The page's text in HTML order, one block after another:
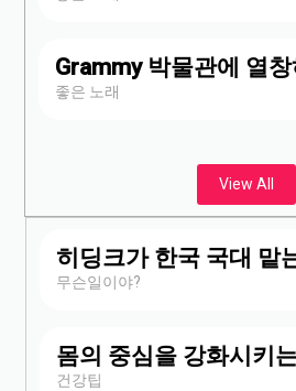
Grammy 박물관에 열
좋은 노래
View All
히딩크가 한국 국대 맡
무슨일이야?
몸의 중심을 강화시키
건강팁